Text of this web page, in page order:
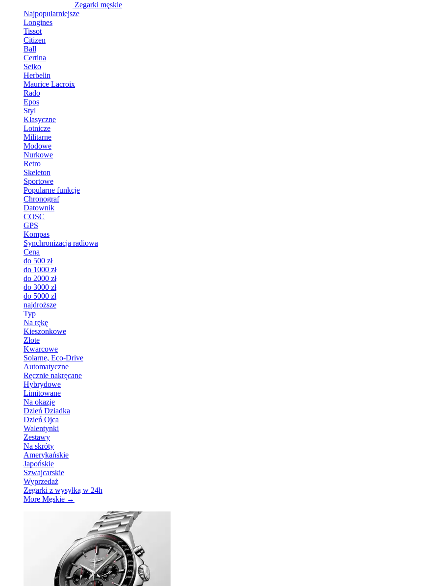
Zegarki męskie
Najpopularniejsze
Longines
Tissot
Citizen
Ball
Certina
Seiko
Herbelin
Maurice Lacroix
Rado
Epos
Styl
Klasyczne
Lotnicze
Militarne
Modowe
Nurkowe
Retro
Skeleton
Sportowe
Popularne funkcje
Chronograf
Datownik
COSC
GPS
Kompas
Synchronizacja radiowa
Cena
do 500 zł
do 1000 zł
do 2000 zł
do 3000 zł
do 5000 zł
najdroższe
Typ
Na rękę
Kieszonkowe
Złote
Kwarcowe
Solarne, Eco-Drive
Automatyczne
Ręcznie nakręcane
Hybrydowe
Limitowane
Na okazje
Dzień Dziadka
Dzień Ojca
Walentynki
Zestawy
Na skróty
Amerykańskie
Japońskie
Szwajcarskie
Wyprzedaż
Zegarki z wysyłką w 24h
More Męskie →